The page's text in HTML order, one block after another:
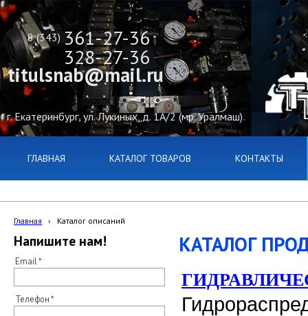
8 (343) 361-27-36
г. Екатеринбург, ул. Лукиных, д. 1А/2 (мр. Уралмаш)
328-27-36
titulsnab@mail.ru
ГЛАВНАЯ КАТАЛОГ ТОВАРОВ КОНТАКТЫ
Главная › Каталог описаний
Напишите нам!
Email
Телефон
КАТАЛОГ